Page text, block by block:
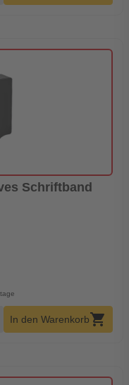
Schriftband
Menge
In den Warenkorbshopping_cart